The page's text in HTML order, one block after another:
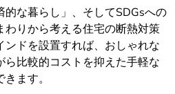
的な暮らし」、そしてSDGsへの
りから考える住宅の断熱対策
ドを設置すれば、おしゃれな
比較的コストを抑えた手軽な
ます。